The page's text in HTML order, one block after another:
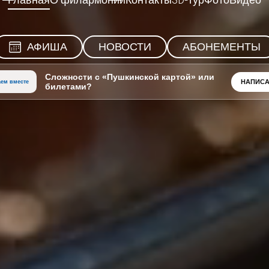
АФИША НОВОСТИ АБОНЕМЕНТЫ
вместе
Сложности с «Пушкинской картой» или
билетами?